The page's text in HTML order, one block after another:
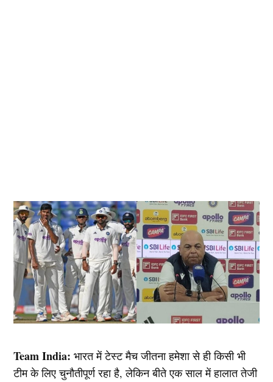
Team India: भारत में टेस्ट मैच जीतना हमेशा से ही किसी भी
टीम के लिए चुनौतीपूर्ण रहा है, लेकिन बीते एक साल में हालात तेजी